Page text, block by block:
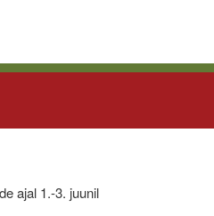
ajal 1.-3. juunil